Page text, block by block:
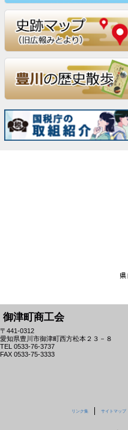
御津町商工会
〒441-0312
愛知県豊川市御津町西方松本２３－８
TEL 0533-76-3737
FAX 0533-75-3333
リンク集 サイトマップ